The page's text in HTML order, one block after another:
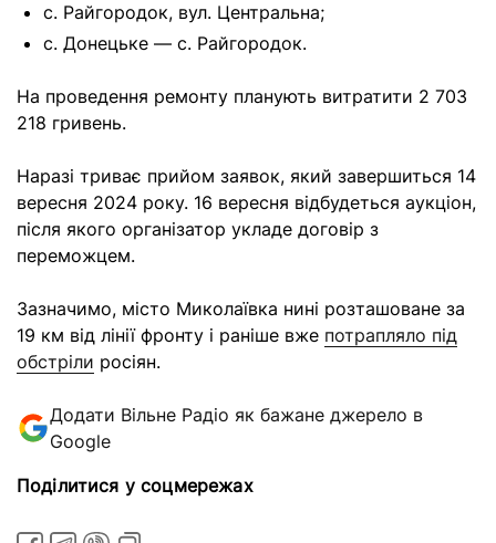
с. Райгородок, вул. Центральна;
с. Донецьке — с. Райгородок.
На проведення ремонту планують витратити 2 703
218 гривень.
Наразі триває прийом заявок, який завершиться 14
вересня 2024 року. 16 вересня відбудеться аукціон,
після якого організатор укладе договір з
переможцем.
Зазначимо, місто Миколаївка нині розташоване за
19 км від лінії фронту і раніше вже потрапляло під
обстріли росіян.
Додати Вільне Радіо як бажане джерело в
Google
Поділитися у соцмережах